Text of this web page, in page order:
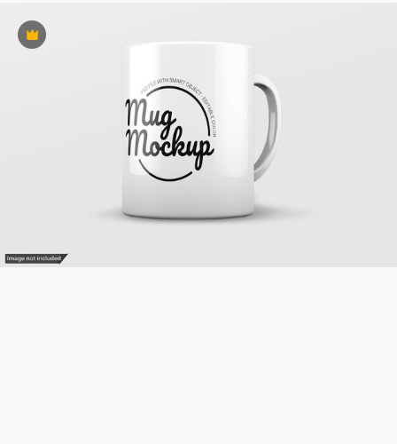
Premium